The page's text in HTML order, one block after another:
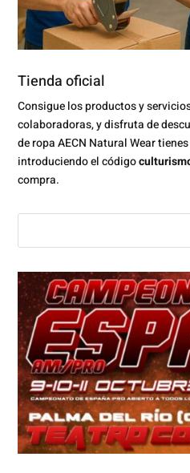
Tienda oficial
Consigue los productos y
colaboradoras, y disfruta de
de ropa AECN Natural Wear
introduciendo el código
compra.